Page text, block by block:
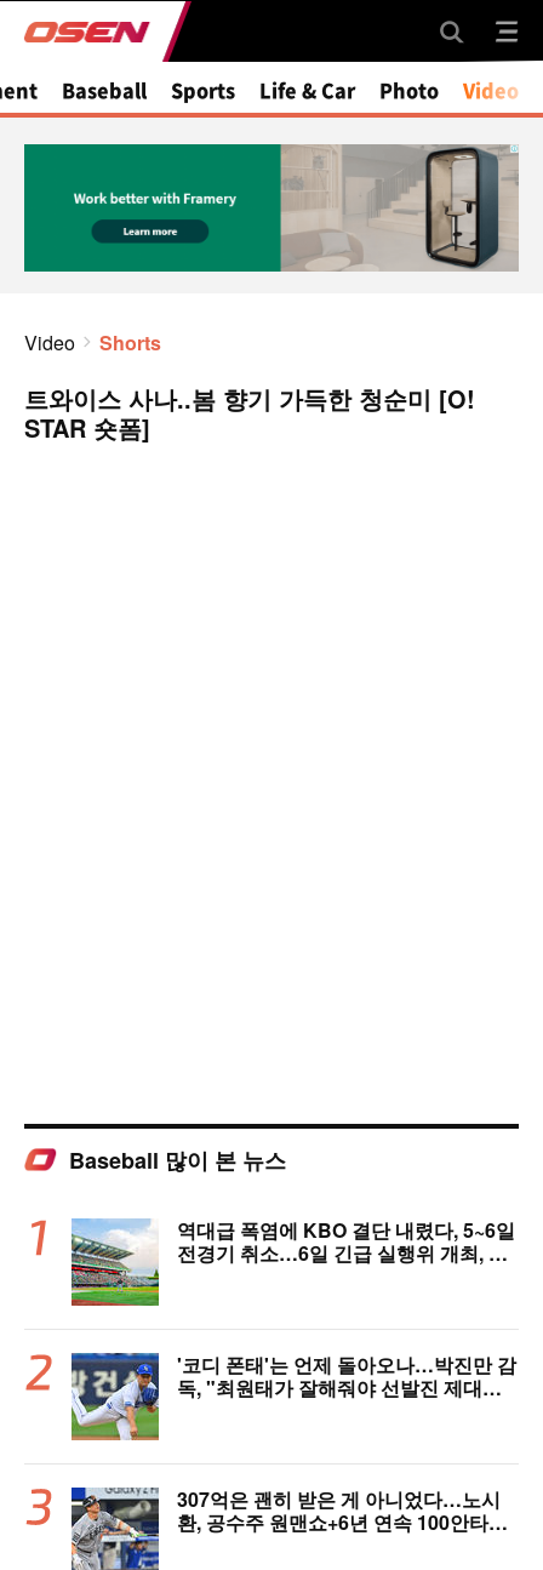
Baseball Sports Life & Car Photo Video
Video Shorts
트와이스 사나..봄 향기 가득한 청순미 [O!
STAR 숏폼]
Baseball 많이 본 뉴스
역대급 폭염에 KBO 결단 내렸다, 5~6일
전경기 취소…6일 긴급 실행위 개최, 폭
'코디 폰태'는 언제 돌아오나…박진만 감
독, "최원태가 잘해줘야 선발진 제대로
307억은 괜히 받은 게 아니었다…노시
환, 공수주 원맨쇼+6년 연속 100안타